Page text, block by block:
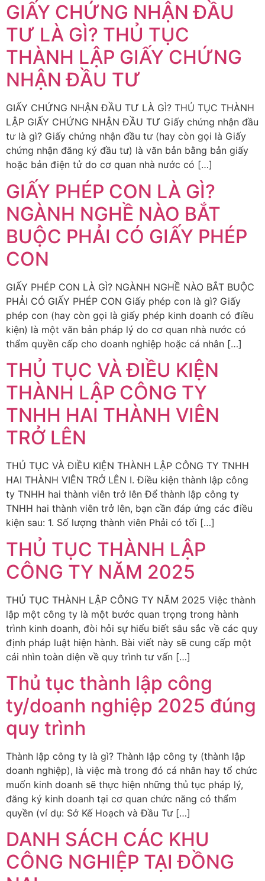
GIẤY CHỨNG NHẬN ĐẦU
TƯ LÀ GÌ? THỦ TỤC
THÀNH LẬP GIẤY CHỨNG
NHẬN ĐẦU TƯ
GIẤY CHỨNG NHẬN ĐẦU TƯ LÀ GÌ? THỦ TỤC THÀNH
LẬP GIẤY CHỨNG NHẬN ĐẦU TƯ Giấy chứng nhận đầu
tư là gì? Giấy chứng nhận đầu tư (hay còn gọi là Giấy
chứng nhận đăng ký đầu tư) là văn bản bằng bản giấy
hoặc bản điện tử do cơ quan nhà nước có […]
GIẤY PHÉP CON LÀ GÌ?
NGÀNH NGHỀ NÀO BẮT
BUỘC PHẢI CÓ GIẤY PHÉP
CON
GIẤY PHÉP CON LÀ GÌ? NGÀNH NGHỀ NÀO BẮT BUỘC
PHẢI CÓ GIẤY PHÉP CON Giấy phép con là gì? Giấy
phép con (hay còn gọi là giấy phép kinh doanh có điều
kiện) là một văn bản pháp lý do cơ quan nhà nước có
thẩm quyền cấp cho doanh nghiệp hoặc cá nhân […]
THỦ TỤC VÀ ĐIỀU KIỆN
THÀNH LẬP CÔNG TY
TNHH HAI THÀNH VIÊN
TRỞ LÊN
THỦ TỤC VÀ ĐIỀU KIỆN THÀNH LẬP CÔNG TY TNHH
HAI THÀNH VIÊN TRỞ LÊN I. Điều kiện thành lập công
ty TNHH hai thành viên trở lên Để thành lập công ty
TNHH hai thành viên trở lên, bạn cần đáp ứng các điều
kiện sau: 1. Số lượng thành viên Phải có tối […]
THỦ TỤC THÀNH LẬP
CÔNG TY NĂM 2025
THỦ TỤC THÀNH LẬP CÔNG TY NĂM 2025 Việc thành
lập một công ty là một bước quan trọng trong hành
trình kinh doanh, đòi hỏi sự hiểu biết sâu sắc về các quy
định pháp luật hiện hành. Bài viết này sẽ cung cấp một
cái nhìn toàn diện về quy trình tư vấn […]
Thủ tục thành lập công
ty/doanh nghiệp 2025 đúng
quy trình
Thành lập công ty là gì? Thành lập công ty (thành lập
doanh nghiệp), là việc mà trong đó cá nhân hay tổ chức
muốn kinh doanh sẽ thực hiện những thủ tục pháp lý,
đăng ký kinh doanh tại cơ quan chức năng có thẩm
quyền (ví dụ: Sở Kế Hoạch và Đầu Tư […]
DANH SÁCH CÁC KHU
CÔNG NGHIỆP TẠI ĐỒNG